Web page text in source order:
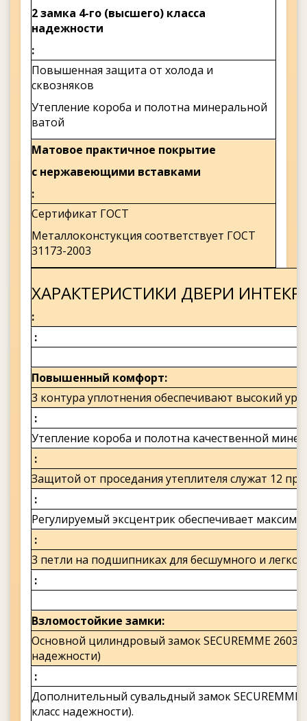
2 замка 4-го (высшего) класса
надежности
Повышенная защита от холода и
сквозняков
Утепление короба и полотна минеральной
ватой
Матовое практичное покрытие
с нержавеющими вставками
Сертификат ГОСТ
Металлоконстукция соответствует ГОСТ
31173-2003
ХАРАКТЕРИСТИКИ ДВЕРИ
Повышенный комфорт
3 контура уплотнения обеспечивают высокий
Утепление короба и полотна качественной
Защитой от проседания утеплителя служат 12
Регулируемый эксцентрик обеспечивает
3 петли на подшипниках для бесшумного и
Взломостойкие замки
Основной цилиндровый замок SECUREMME
надежности)
Дополнительный сувальдный замок
класс надежности).